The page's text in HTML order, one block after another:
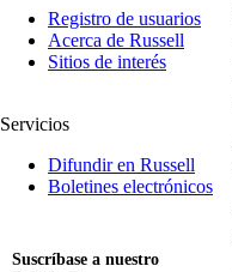
Registro de usuarios
Acerca de Russell
Sitios de interés
Servicios
Difundir en Russell
Boletines electrónicos
Suscríbase a nuestro